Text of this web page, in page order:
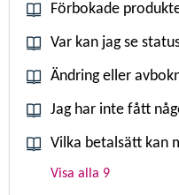
Förbokade
Var kan jag se
Ändring eller
Jag har inte fått
Vilka betalsätt kan
Visa alla 9